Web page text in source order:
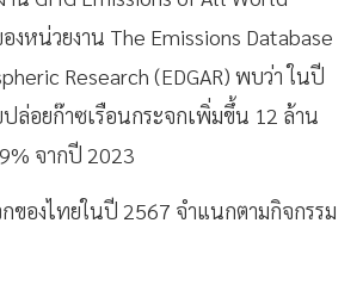
งหน่วยงาน The Emissions Database
Research (EDGAR) พบว่า ในปี
ล่อยก๊าซเรือนกระจกเพิ่มขึ้น 12 ล้าน
จากปี 2023
ของไทยในปี 2567 จำแนกตามกิจกรรม